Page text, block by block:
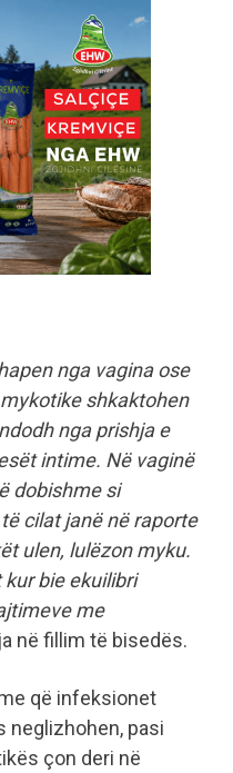
nga vagina ose
shkaktohen
nga prishja e
intime. Në vaginë
dobishme si
cilat janë në raporte
ulen, lulëzon myku.
bie ekuilibri
me
në fillim të bisedës.
që infeksionet
neglizhohen, pasi
çon deri në